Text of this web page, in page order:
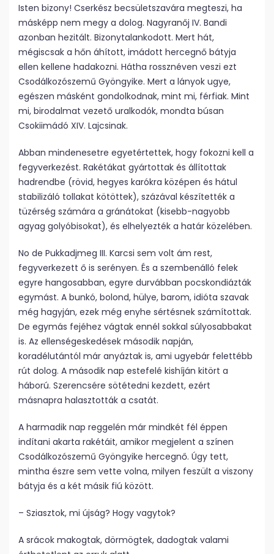
Isten bizony! Cserkész becsületszavára megteszi, ha
másképp nem megy a dolog. Nagyranőj IV. Bandi
azonban hezitált. Bizonytalankodott. Mert hát,
mégiscsak a hőn áhított, imádott hercegnő bátyja
ellen kellene hadakozni. Hátha rossznéven veszi ezt
Csodálkozószemű Gyöngyike. Mert a lányok ugye,
egészen másként gondolkodnak, mint mi, férfiak. Mint
mi, birodalmat vezető uralkodók, mondta búsan
Csokiimádó XIV. Lajcsinak.
Abban mindenesetre egyetértettek, hogy fokozni kell a
fegyverkezést. Rakétákat gyártottak és állítottak
hadrendbe (rövid, hegyes karókra középen és hátul
stabilizáló tollakat kötöttek), százával készítették a
tüzérség számára a gránátokat (kisebb-nagyobb
agyag golyóbisokat), és elhelyezték a határ közelében.
No de Pukkadjmeg III. Karcsi sem volt ám rest,
fegyverkezett ő is serényen. És a szembenálló felek
egyre hangosabban, egyre durvábban pocskondiázták
egymást. A bunkó, bolond, hülye, barom, idióta szavak
még hagyján, ezek még enyhe sértésnek számítottak.
De egymás fejéhez vágtak ennél sokkal súlyosabbakat
is. Az ellenségeskedések második napján,
koradélutántól már anyáztak is, ami ugyebár felettébb
rút dolog. A második nap estefelé kishíján kitört a
háború. Szerencsére sötétedni kezdett, ezért
másnapra halasztották a csatát.
A harmadik nap reggelén már mindkét fél éppen
indítani akarta rakétáit, amikor megjelent a színen
Csodálkozószemű Gyöngyike hercegnő. Úgy tett,
mintha észre sem vette volna, milyen feszült a viszony
bátyja és a két másik fiú között.
– Sziasztok, mi újság? Hogy vagytok?
A srácok makogtak, dörmögtek, dadogtak valami